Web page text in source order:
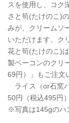
スを使用し、コク
さと筍(たけのこ)
みが、クリームソ
いただけます。ク
花と筍(たけのこ)
製ベーコンのクリ
69円）」もご注文
ライス（or石窯
50円（税込495円
※写真は145gのハ